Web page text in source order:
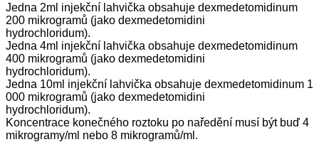
Jedna 2ml injekční lahvička obsahuje dexmedetomidinum
200 mikrogramů (jako dexmedetomidini
hydrochloridum).
Jedna 4ml injekční lahvička obsahuje dexmedetomidinum
400 mikrogramů (jako dexmedetomidini
hydrochloridum).
Jedna 10ml injekční lahvička obsahuje dexmedetomidinum 1
000 mikrogramů (jako dexmedetomidini
hydrochloridum).
Koncentrace konečného roztoku po naředění musí být buď 4
mikrogramy/ml nebo 8 mikrogramů/ml.